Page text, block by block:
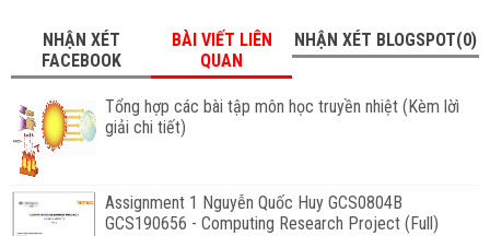
NHẬN XÉT
FACEBOOK
BÀI VIẾT LIÊN
QUAN
NHẬN XÉT BLOGSPOT(0)
Tổng hợp các bài tập môn học truyền nhiệt (Kèm lờì
giải chi tiết)
Assignment 1 Nguyễn Quốc Huy GCS0804B
GCS190656 - Computing Research Project (Full)